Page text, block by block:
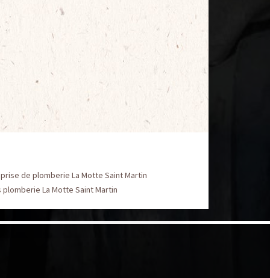
de plomberie La Motte Saint Martin
plomberie La Motte Saint Martin